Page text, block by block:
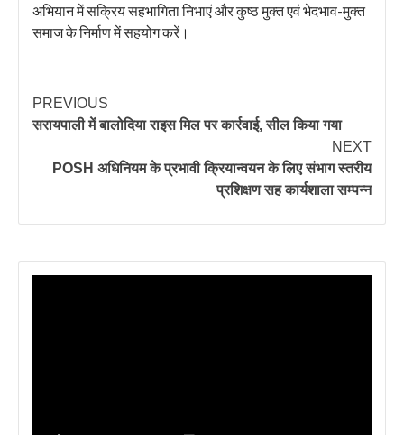
अभियान में सक्रिय सहभागिता निभाएं और कुष्ठ मुक्त एवं भेदभाव-मुक्त
समाज के निर्माण में सहयोग करें।
PREVIOUS
सरायपाली में बालोदिया राइस मिल पर कार्रवाई, सील किया गया
NEXT
POSH अधिनियम के प्रभावी क्रियान्वयन के लिए संभाग स्तरीय
प्रशिक्षण सह कार्यशाला सम्पन्न